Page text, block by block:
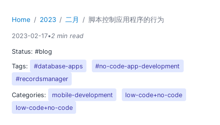
Home 2023 二月 脚本控制应用程序的行为
2023-02-17•2 min read
Status: #blog
Tags:
#database-apps
#no-code-app-development
#recordsmanager
Categories: mobile-development
low-code+no-code
low-code+no-code